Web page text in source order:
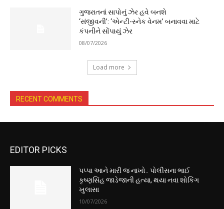
ગુજરાતનાં સાપોનું ઝેર હવે બનશે
‘સંજીવની’: ‘એન્ટી-સ્નેક વેનમ’ બનાવવા માટે
કંપનીને સોંપાયું ઝેર
08/07/2026
Load more
RECENT COMMENTS
EDITOR PICKS
પપ્પા આને મારી જ નાખો.. પોલીસના ભાઈ
કૃષ્ણસિંહ જાડેજાની હત્યા, થયા નવા શોકિંગ
ખુલાસા
10/07/2026